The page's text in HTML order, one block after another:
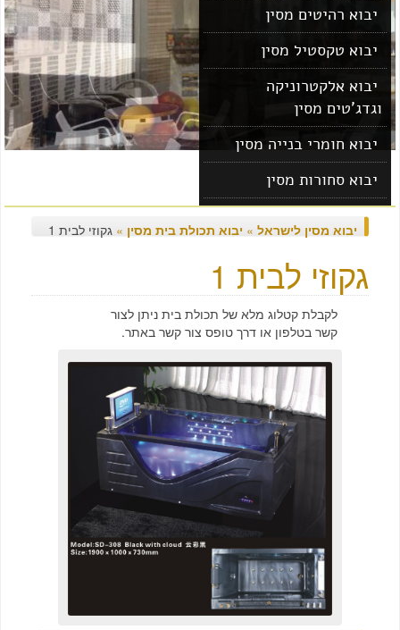
יבוא רהיטים מסין
יבוא טקסטיל מסין
יבוא אלקטרוניקה
וגדג'טים מסין
יבוא חומרי בנייה מסין
יבוא סחורות מסין
יבוא מוצרים מסין
יבוא מסין לישראל»יבוא תכולת בית מסין»גקוזי לבית 1
גקוזי לבית 1
לקבלת קטלוג מלא של תכולת בית ניתן לצור
קשר בטלפון או דרך טופס צור קשר באתר.